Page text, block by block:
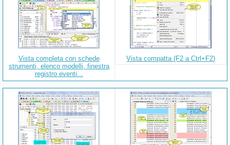
Vista completa con schede
strumenti, elenco modelli, finestra
registro eventi...
Vista compatta (F2 a Ctrl+F2)